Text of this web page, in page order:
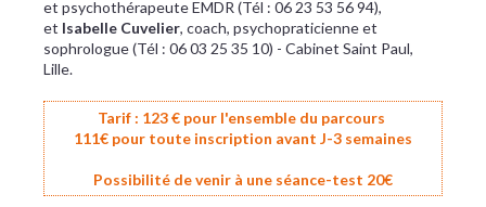
et psychothérapeute EMDR (Tél : 06 23 53 56 94),
et Isabelle Cuvelier, coach, psychopraticienne et
sophrologue (Tél : 06 03 25 35 10) - Cabinet Saint Paul,
Lille.
Tarif : 123 € pour l'ensemble du parcours
111€ pour toute inscription avant J-3 semaines
Possibilité de venir à une séance-test 20€